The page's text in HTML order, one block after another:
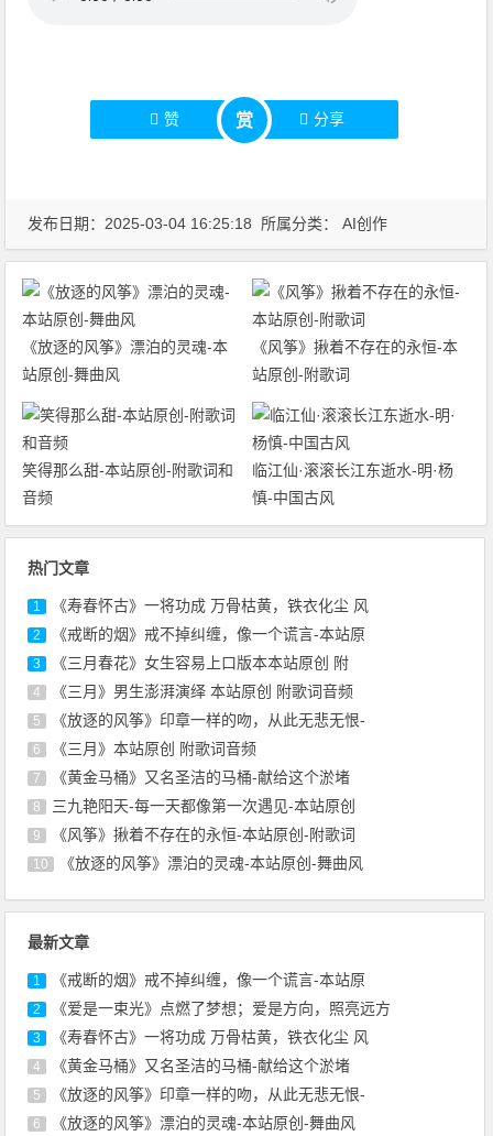
赞 赏 分享
发布日期：2025-03-04 16:25:18 所属分类：AI创作
《放逐的风筝》漂泊的灵魂-本
站原创-舞曲风
《风筝》揪着不存在的永恒-本
站原创-附歌词
笑得那么甜-本站原创-附歌词和
音频
临江仙·滚滚长江东逝水-明·杨
慎-中国古风
热门文章
1 《寿春怀古》一将功成 万骨枯黄，铁衣化尘 风
2 《戒断的烟》戒不掉纠缠，像一个谎言-本站原
3 《三月春花》女生容易上口版本本站原创 附
4 《三月》男生澎湃演绎 本站原创 附歌词音频
5 《放逐的风筝》印章一样的吻，从此无悲无恨-
6 《三月》本站原创 附歌词音频
7 《黄金马桶》又名圣洁的马桶-献给这个淤堵
8 三九艳阳天-每一天都像第一次遇见-本站原创
9 《风筝》揪着不存在的永恒-本站原创-附歌词
10 《放逐的风筝》漂泊的灵魂-本站原创-舞曲风
最新文章
1 《戒断的烟》戒不掉纠缠，像一个谎言-本站原
2 《爱是一束光》点燃了梦想；爱是方向，照亮远方
3 《寿春怀古》一将功成 万骨枯黄，铁衣化尘 风
4 《黄金马桶》又名圣洁的马桶-献给这个淤堵
5 《放逐的风筝》印章一样的吻，从此无悲无恨-
6 《放逐的风筝》漂泊的灵魂-本站原创-舞曲风